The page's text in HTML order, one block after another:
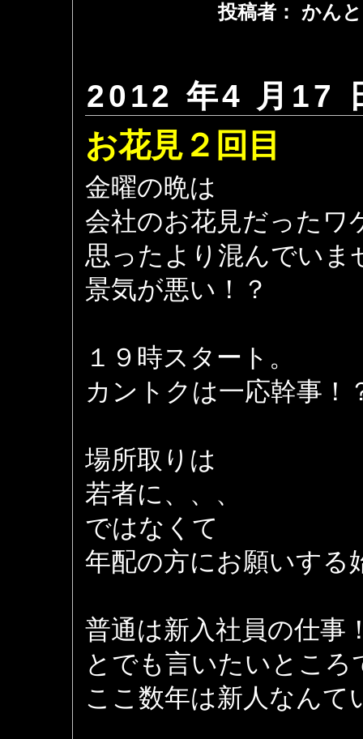
投稿者： かん
2012 年4 月17
お花見２回目
金曜の晩は
会社のお花見だったワ
思ったより混んでいま
景気が悪い！？
１９時スタート。
カントクは一応幹事！
場所取りは
若者に、、、
ではなくて
年配の方にお願いする
普通は新入社員の仕事
とでも言いたいところ
ここ数年は新人なんて